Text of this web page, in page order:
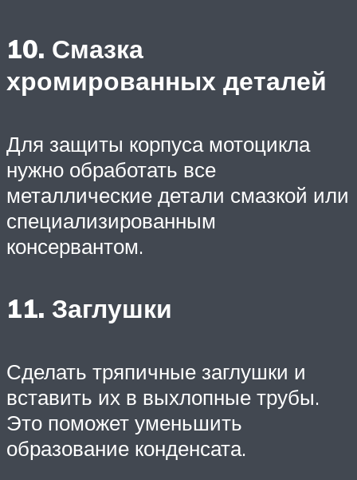
10. Смазка
хромированных деталей
Для защиты корпуса мотоцикла
нужно обработать все
металлические детали смазкой или
специализированным
консервантом.
11. Заглушки
Сделать тряпичные заглушки и
вставить их в выхлопные трубы.
Это поможет уменьшить
образование конденсата.